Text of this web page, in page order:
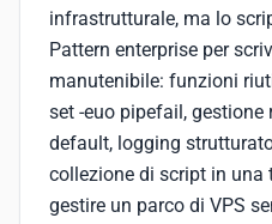
infrastrutturale, ma lo
Pattern enterprise per
manutenibile: funzioni
set -euo pipefail, gestione
default, logging
collezione di script in
gestire un parco di VPS